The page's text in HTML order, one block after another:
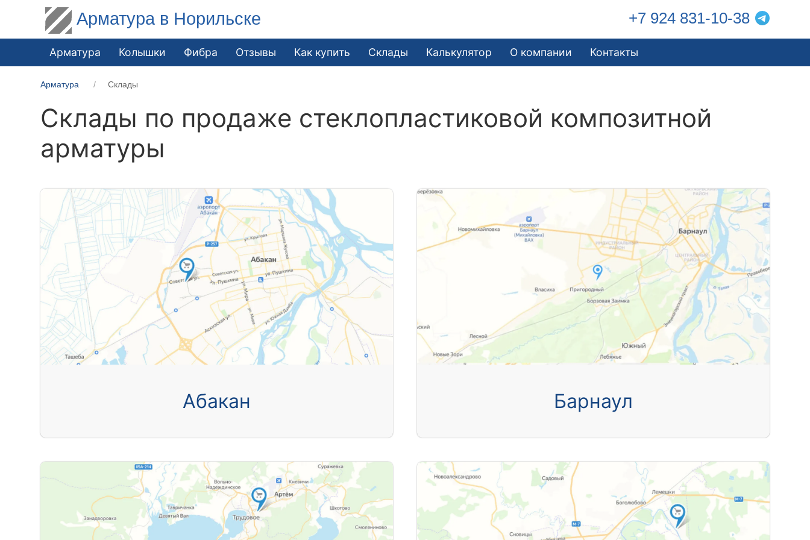
Арматура в Норильске +7 924 831-10-38
Арматура Колышки Фибра Отзывы Как купить Склады Калькулятор О компании Контакты
Арматура Склады
Склады по продаже стеклопластиковой композитной
арматуры
Абакан Барнаул